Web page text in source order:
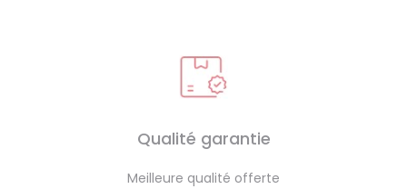
Qualité garantie
Meilleure qualité offerte